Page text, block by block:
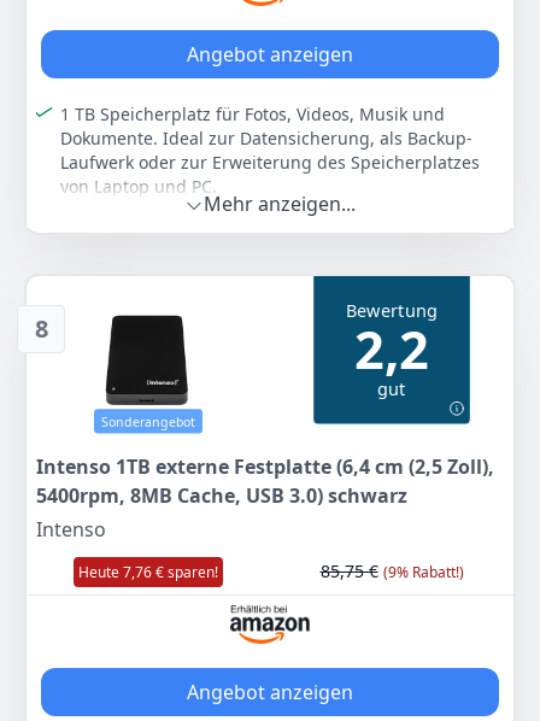
Angebot anzeigen
1 TB Speicherplatz für Fotos, Videos, Musik und
Dokumente. Ideal zur Datensicherung, als Backup-
Laufwerk oder zur Erweiterung des Speicherplatzes
von Laptop und PC.
SuperSpeed USB 3.2 Gen 1x1 mit bis zu 5 Gbit/s
ermöglicht schnelle Dateiübertragungen.
Handliche externe Festplatte im 2,5 Zoll Format mit
schlankem Gehäuse. Leicht und platzsparend, ideal
für den mobilen Einsatz im Büro, Zuhause oder
unterwegs.
Sofort einsatzbereit ohne zusätzliche Installation.
Kompatibel mit Windows 10 und höher sowie Mac OS
10.x und höher.
Stabiles Kunststoffgehäuse in Schwarz mit
USB-A Kabel für eine schnelle und unkomplizierte
Verbindung.
Hersteller
Intenso
8049 €
Mehr anzeigen...
8
Sonderangebot
Bewertung
2,2
gut
Intenso 1TB externe Festplatte (6,4 cm (2,5 Zoll),
5400rpm, 8MB Cache, USB 3.0) schwarz
Intenso
Heute 7,76 € sparen! 85,75 € (9% Rabatt!)
Angebot anzeigen